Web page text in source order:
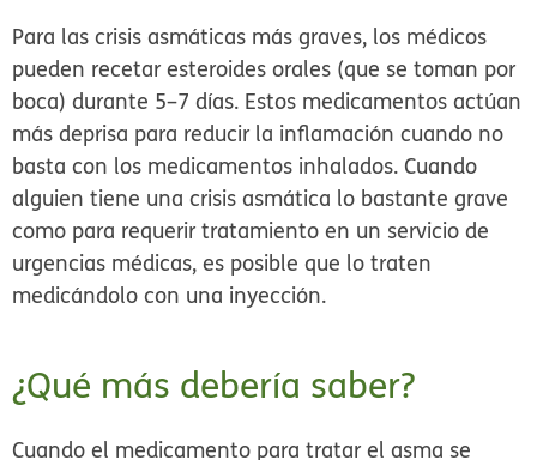
Para las crisis asmáticas más graves, los médicos
pueden recetar esteroides orales (que se toman por
boca) durante 5–7 días. Estos medicamentos actúan
más deprisa para reducir la inflamación cuando no
basta con los medicamentos inhalados. Cuando
alguien tiene una crisis asmática lo bastante grave
como para requerir tratamiento en un servicio de
urgencias médicas, es posible que lo traten
medicándolo con una inyección.
¿Qué más debería saber?
Cuando el medicamento para tratar el asma se